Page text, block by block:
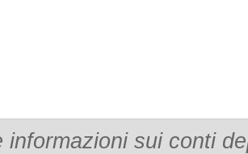
informazioni sui conti